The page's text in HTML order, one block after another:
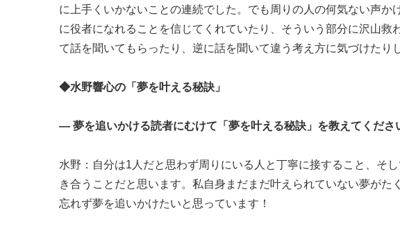
に上手くいかないことの連続でした。でも周りの人の何気ない声か
に役者になれることを信じてくれていたり、そういう部分に沢山救
て話を聞いてもらったり、逆に話を聞いて違う考え方に気づけたり
◆水野響心の「夢を叶える秘訣」
― 夢を追いかける読者にむけて「夢を叶える秘訣」を教えてくださ
水野：自分は1人だと思わず周りにいる人と丁寧に接すること、そ
き合うことだと思います。私自身まだまだ叶えられていない夢が
忘れず夢を追いかけたいと思っています！